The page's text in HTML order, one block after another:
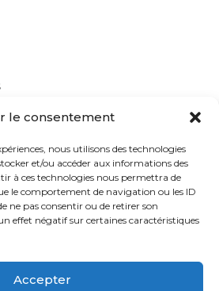
le consentement
nous utilisons des technologies
et/ou accéder aux informations des
à ces technologies nous permettra de
le comportement de navigation ou les ID
ne pas consentir ou de retirer son
effet négatif sur certaines caractéristiques
Accepter